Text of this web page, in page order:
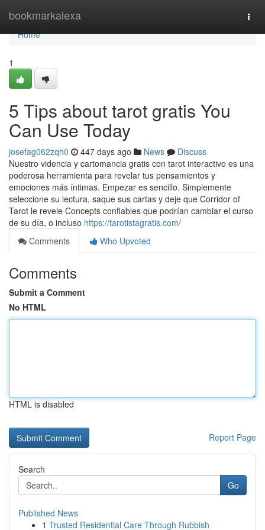
bookmarkalexa
Home
Home
1
5 Tips about tarot gratis You
Can Use Today
josefag062zqh0 447 days ago News
Discuss
Nuestro videncia y cartomancia gratis con tarot interactivo es una
poderosa herramienta para revelar tus pensamientos y
emociones más íntimas. Empezar es sencillo. Simplemente
seleccione su lectura, saque sus cartas y deje que Corridor of
Tarot le revele Concepts confiables que podrían cambiar el curso
de su día, o incluso https://tarotistagratis.com/
Comments
Who Upvoted
Comments
Submit a Comment
No HTML
HTML is disabled
Report Page
Search
Go
Published News
1 Trusted Residential Care Through Rubbish